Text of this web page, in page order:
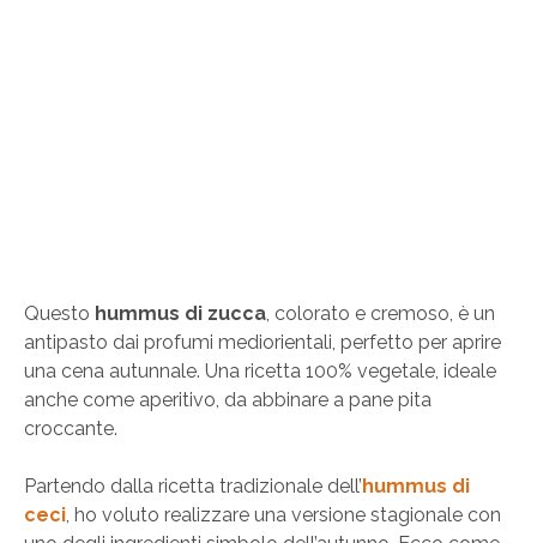
Questo hummus di zucca, colorato e cremoso, è un
antipasto dai profumi mediorientali, perfetto per aprire
una cena autunnale. Una ricetta 100% vegetale, ideale
anche come aperitivo, da abbinare a pane pita
croccante.
Partendo dalla ricetta tradizionale dell’hummus di
ceci, ho voluto realizzare una versione stagionale con